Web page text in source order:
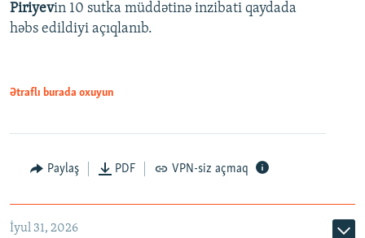
Piriyevin 10 sutka müddətinə inzibati qaydada
həbs edildiyi açıqlanıb.
Ətraflı burada oxuyun
Paylaş PDF VPN-siz açmaq
İyul 31, 2026